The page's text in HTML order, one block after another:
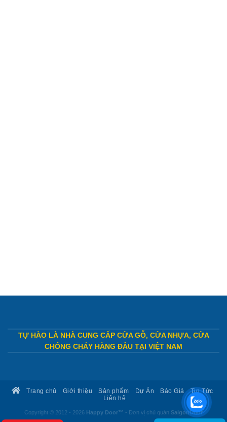
TỰ HÀO LÀ NHÀ CUNG CẤP CỬA GỖ, CỬA NHỰA, CỬA
CHỐNG CHÁY HÀNG ĐẦU TẠI VIỆT NAM
Trang chủ Giới thiệu Sản phẩm Dự Án Báo Giá
Tin Tức
Liên hệ
Copyright © 2012 - 2026 Happy Door™ - Đơn vị chủ quản SaigonDoor